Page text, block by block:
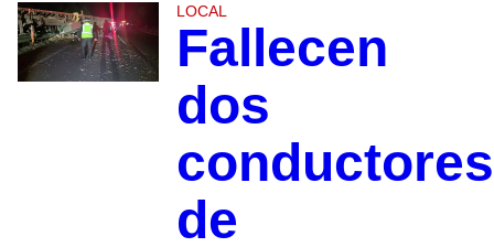
LOCAL
Fallecen
dos
conductores
de